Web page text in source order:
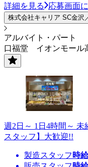
詳細を見る 応募画面
株式会社キャリア SC金沢
アルバイト・パート
口福堂 イオンモール
週2日～ 1日4時間～
スタッフ】大歓迎!!
製造スタッフ 時給